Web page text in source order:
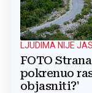
LJUDIMA NIJE
FOTO
pokrenuo
objasniti?'